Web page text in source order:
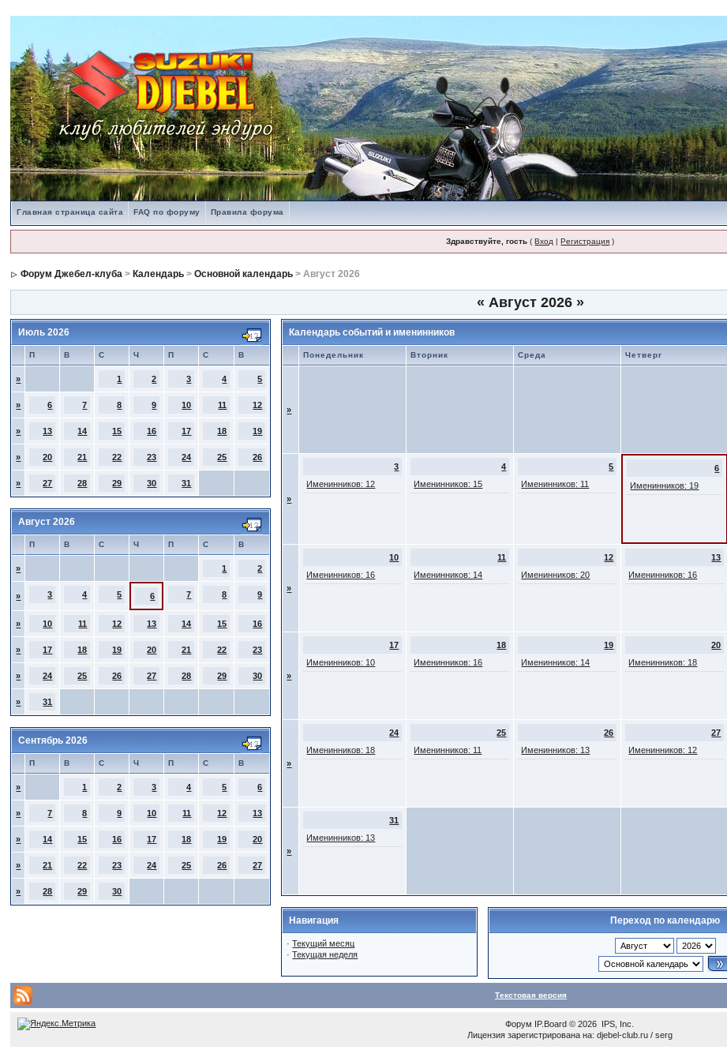
Главная страница сайта FAQ по форуму Правила форума
Здравствуйте, гость (Вход |Регистрация )
Форум Джебел-клуба > Календарь >Основной календарь > Август 2026
« Август 2026 »
Июль 2026
П В С Ч П С В
» 1 2 3 4 5
» 6 7 8 9 10 11 12
» 13 14 15 16 17 18 19
» 20 21 22 23 24 25 26
» 27 28 29 30 31
Август 2026
П В С Ч П С В
» 1 2
» 3 4 5 6 7 8 9
» 10 11 12 13 14 15 16
» 17 18 19 20 21 22 23
» 24 25 26 27 28 29 30
» 31
Сентябрь 2026
П В С Ч П С В
» 1 2 3 4 5 6
» 7 8 9 10 11 12 13
» 14 15 16 17 18 19 20
» 21 22 23 24 25 26 27
» 28 29 30
Календарь событий и именинников
Понедельник Вторник Среда Четверг
»
»
3
Именинников: 12
4
Именинников: 15
5
Именинников: 11
6
Именинников: 19
»
10
Именинников: 16
11
Именинников: 14
12
Именинников: 20
13
Именинников: 16
»
17
Именинников: 10
18
Именинников: 16
19
Именинников: 14
20
Именинников: 18
»
24
Именинников: 18
25
Именинников: 11
26
Именинников: 13
27
Именинников: 12
»
31
Именинников: 13
Навигация
·Текущий месяц
·Текущая неделя
Переход по календарю
Текстовая версия
Форум IP.Board © 2026 IPS, Inc
Лицензия зарегистрирована на: djebel-club.ru / serg